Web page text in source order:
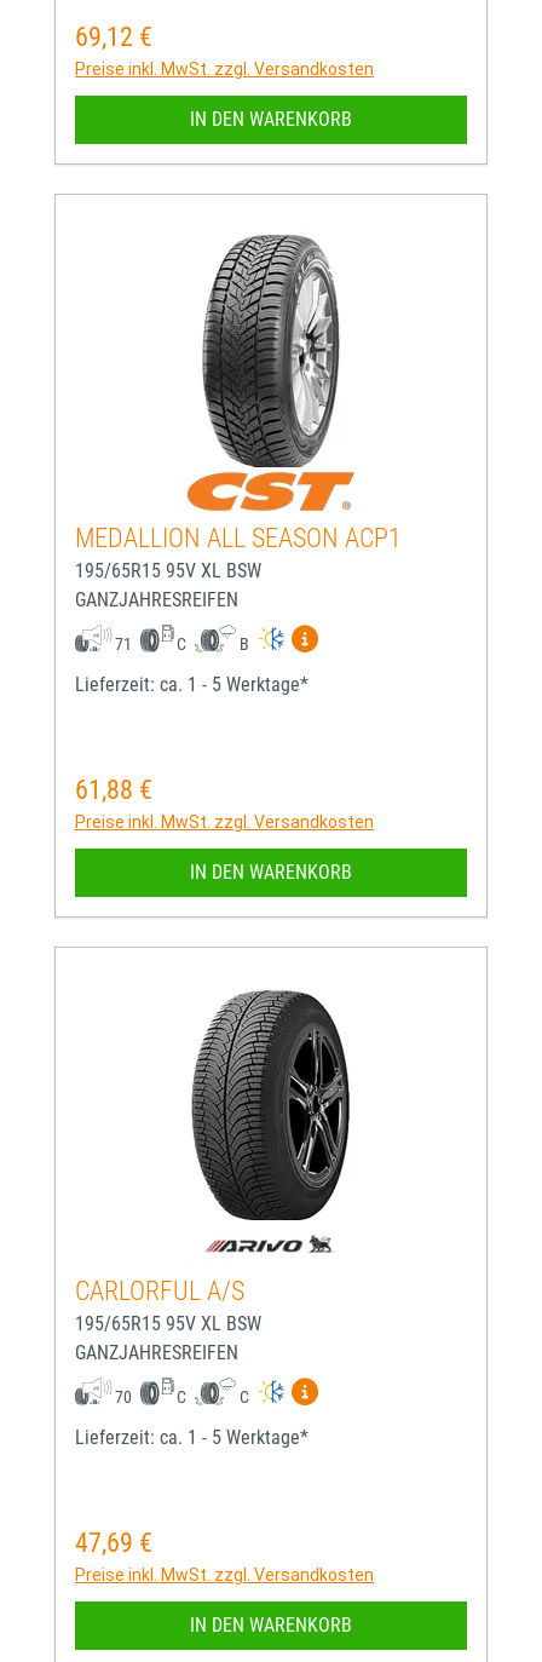
Regulärer Preis:
69,12 €
Preise inkl. MwSt. zzgl. Versandkosten
IN DEN WARENKORB
MEDALLION ALL SEASON ACP1
195/65R15 95V XL BSW
GANZJAHRESREIFEN
71 C B
Mehr Informationen zum
Lieferzeit: ca. 1 - 5 Werktage*
Regulärer Preis:
61,88 €
Preise inkl. MwSt. zzgl. Versandkosten
IN DEN WARENKORB
CARLORFUL A/S
195/65R15 95V XL BSW
GANZJAHRESREIFEN
70 C C
Mehr Informationen zum
Lieferzeit: ca. 1 - 5 Werktage*
Regulärer Preis:
47,69 €
Preise inkl. MwSt. zzgl. Versandkosten
IN DEN WARENKORB